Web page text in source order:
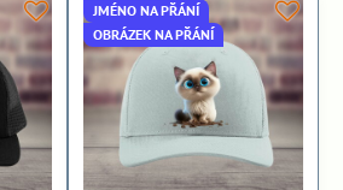
JMÉNO NA PŘÁNÍ
OBRÁZEK NA PŘÁNÍ